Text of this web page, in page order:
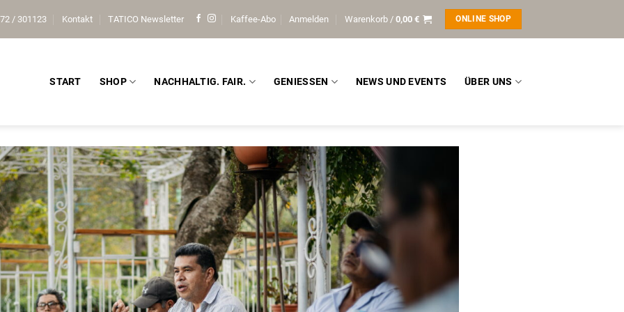
/ 301123 Kontakt TATICO Newsletter Kaffee-Abo Anmelden Warenkorb / 0,00 € ONLINE SHOP
START SHOP NACHHALTIG. FAIR. GENIESSEN NEWS UND EVENTS ÜBER UNS